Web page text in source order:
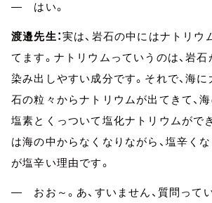
― はい。
渡邉先生：実は、岩石の中にはナトリウ
てます。ナトリウムっていうのは、岩
染み出しやすい成分です。それで、海
石の粒々からナトリウムが出てきて、
塩素とくっついて塩化ナトリウムがで
は海の中からなくなりながら、塩辛くな
が塩辛い理由です。
― おお～。あ、すいません、質問って